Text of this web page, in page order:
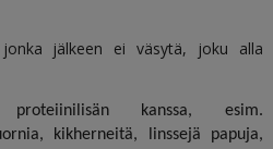
jälkeen ei väsytä, joku alla
proteiinilisän kanssa, esim.
kikherneitä, linssejä papuja,